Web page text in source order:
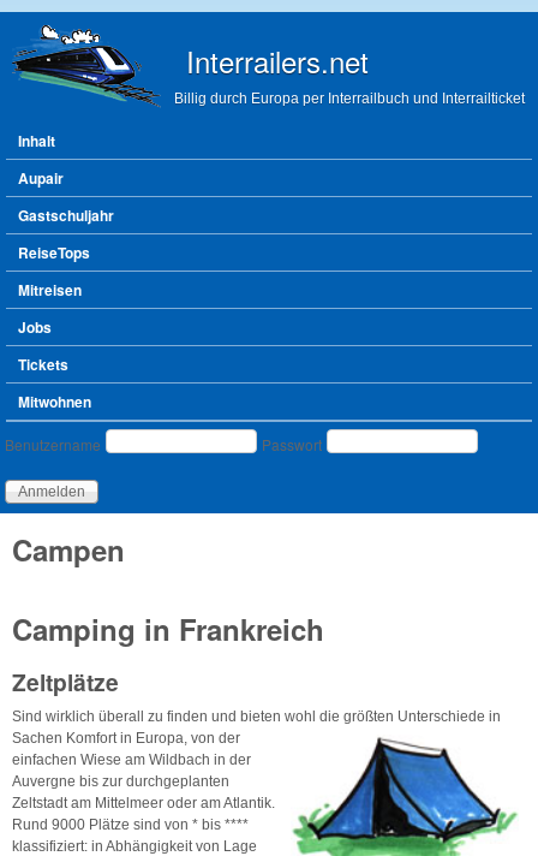
Interrailers.net
Billig durch Europa per Interrailbuch und Interrailticket
Hauptmenü
Inhalt
Aupair
Gastschuljahr
ReiseTops
Mitreisen
Jobs
Tickets
Mitwohnen
Benutzeranmeldung
Benutzername Passwort
Campen
Camping in Frankreich
Zeltplätze
Sind wirklich überall zu finden und bieten wohl die größten Unterschiede in
Sachen Komfort in Europa, von der
einfachen Wiese am Wildbach in der
Auvergne bis zur durchgeplanten
Zeltstadt am Mittelmeer oder am Atlantik.
Rund 9000 Plätze sind von * bis ****
klassifiziert: in Abhängigkeit von Lage